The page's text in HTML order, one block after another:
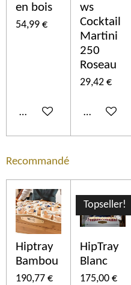
en bois
54,99 €
Ajouter au panier
ws
Cocktail
Martini
250
Roseau
29,42 €
Ajouter au
Recommandé
Hiptray
Bambou
190,77 €
Topseller!
HipTray
Blanc
175,00 €